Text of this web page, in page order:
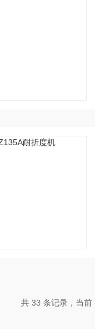
共 33 条记录，当